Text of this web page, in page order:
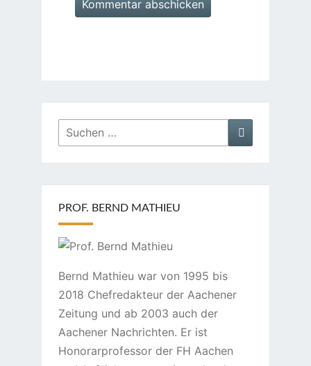
Suchen
nach:
Suchen
PROF. BERND MATHIEU
Bernd Mathieu war von 1995 bis
2018 Chefredakteur der Aachener
Zeitung und ab 2003 auch der
Aachener Nachrichten. Er ist
Honorarprofessor der FH Aachen